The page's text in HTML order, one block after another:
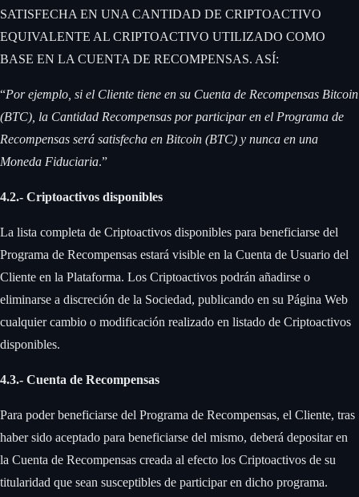
SATISFECHA EN UNA CANTIDAD DE CRIPTOACTIVO
EQUIVALENTE AL CRIPTOACTIVO UTILIZADO COMO
BASE EN LA CUENTA DE RECOMPENSAS. ASÍ: ‍
“Por ejemplo, si el Cliente tiene en su Cuenta de Recompensas Bitcoin
(BTC), la Cantidad Recompensas por participar en el Programa de
Recompensas será satisfecha en Bitcoin (BTC) y nunca en una
Moneda Fiduciaria.”
4.2.- Criptoactivos disponibles
La lista completa de Criptoactivos disponibles para beneficiarse del
Programa de Recompensas estará visible en la Cuenta de Usuario del
Cliente en la Plataforma. Los Criptoactivos podrán añadirse o
eliminarse a discreción de la Sociedad, publicando en su Página Web
cualquier cambio o modificación realizado en listado de Criptoactivos
disponibles.
4.3.- Cuenta de Recompensas
Para poder beneficiarse del Programa de Recompensas, el Cliente, tras
haber sido aceptado para beneficiarse del mismo, deberá depositar en
la Cuenta de Recompensas creada al efecto los Criptoactivos de su
titularidad que sean susceptibles de participar en dicho programa. ‍